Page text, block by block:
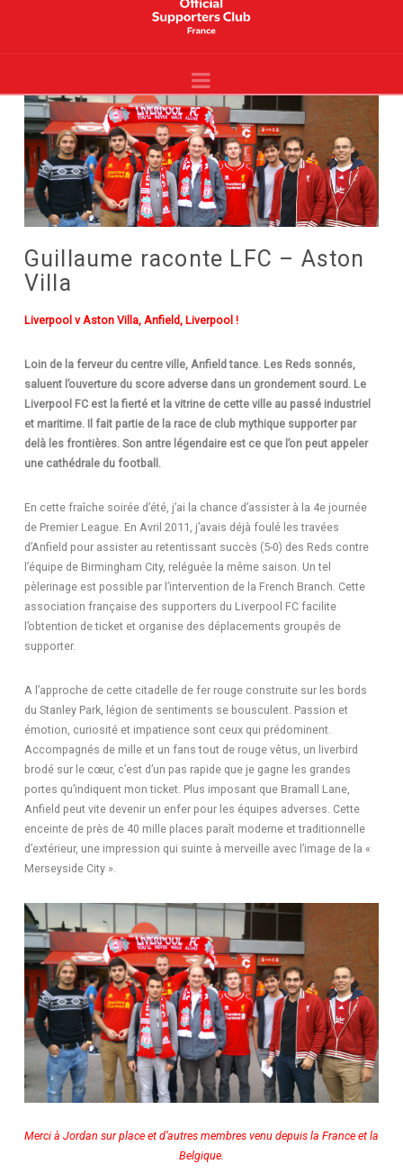
Liverpool
-
Site
Officiel
-
YNWA
Navigation
Guillaume raconte LFC – Aston
Villa
Liverpool v Aston Villa, Anfield, Liverpool !
Loin de la ferveur du centre ville, Anfield tance. Les Reds sonnés,
saluent l’ouverture du score adverse dans un grondement sourd. Le
Liverpool FC est la fierté et la vitrine de cette ville au passé industriel
et maritime. Il fait partie de la race de club mythique supporter par
delà les frontières. Son antre légendaire est ce que l’on peut appeler
une cathédrale du football.
En cette fraîche soirée d’été, j’ai la chance d’assister à la 4e journée
de Premier League. En Avril 2011, j’avais déjà foulé les travées
d’Anfield pour assister au retentissant succès (5-0) des Reds contre
l’équipe de Birmingham City, reléguée la même saison. Un tel
pèlerinage est possible par l’intervention de la French Branch. Cette
association française des supporters du Liverpool FC facilite
l’obtention de ticket et organise des déplacements groupés de
supporter.
A l’approche de cette citadelle de fer rouge construite sur les bords
du Stanley Park, légion de sentiments se bousculent. Passion et
émotion, curiosité et impatience sont ceux qui prédominent.
Accompagnés de mille et un fans tout de rouge vêtus, un liverbird
brodé sur le cœur, c’est d’un pas rapide que je gagne les grandes
portes qu’indiquent mon ticket. Plus imposant que Bramall Lane,
Anfield peut vite devenir un enfer pour les équipes adverses. Cette
enceinte de près de 40 mille places paraît moderne et traditionnelle
d’extérieur, une impression qui suinte à merveille avec l’image de la «
Merseyside City ».
Merci à Jordan sur place et d’autres membres venu depuis la France et la
Belgique.